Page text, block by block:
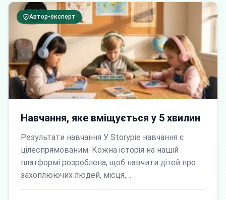
Автор-експерт
Навчання, яке вміщується у 5 хвилин
Результати навчання У Storypie навчання є
цілеспрямованим. Кожна історія на нашій
платформі розроблена, щоб навчити дітей про
захоплюючих людей, місця,…